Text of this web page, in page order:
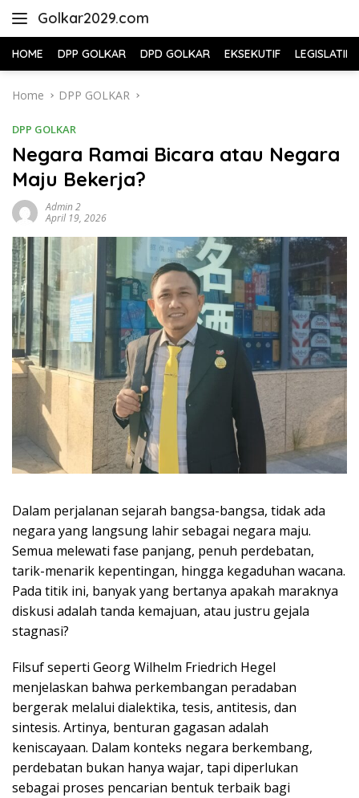
Golkar2029.com
HOME DPP GOLKAR DPD GOLKAR EKSEKUTIF LEGISLATIF
Home DPP GOLKAR
DPP GOLKAR
Negara Ramai Bicara atau Negara
Maju Bekerja?
Admin 2
April 19, 2026
Dalam perjalanan sejarah bangsa-bangsa, tidak ada
negara yang langsung lahir sebagai negara maju.
Semua melewati fase panjang, penuh perdebatan,
tarik-menarik kepentingan, hingga kegaduhan wacana.
Pada titik ini, banyak yang bertanya apakah maraknya
diskusi adalah tanda kemajuan, atau justru gejala
stagnasi?
Filsuf seperti Georg Wilhelm Friedrich Hegel
menjelaskan bahwa perkembangan peradaban
bergerak melalui dialektika, tesis, antitesis, dan
sintesis. Artinya, benturan gagasan adalah
keniscayaan. Dalam konteks negara berkembang,
perdebatan bukan hanya wajar, tapi diperlukan
sebagai proses pencarian bentuk terbaik bagi